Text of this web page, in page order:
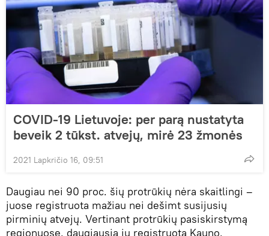
COVID-19 Lietuvoje: per parą nustatyta
beveik 2 tūkst. atvejų, mirė 23 žmonės
2021 Lapkričio 16, 09:51
Daugiau nei 90 proc. šių protrūkių nėra skaitlingi –
juose registruota mažiau nei dešimt susijusių
pirminių atvejų. Vertinant protrūkių pasiskirstymą
regionuose, daugiausia jų registruota Kauno,